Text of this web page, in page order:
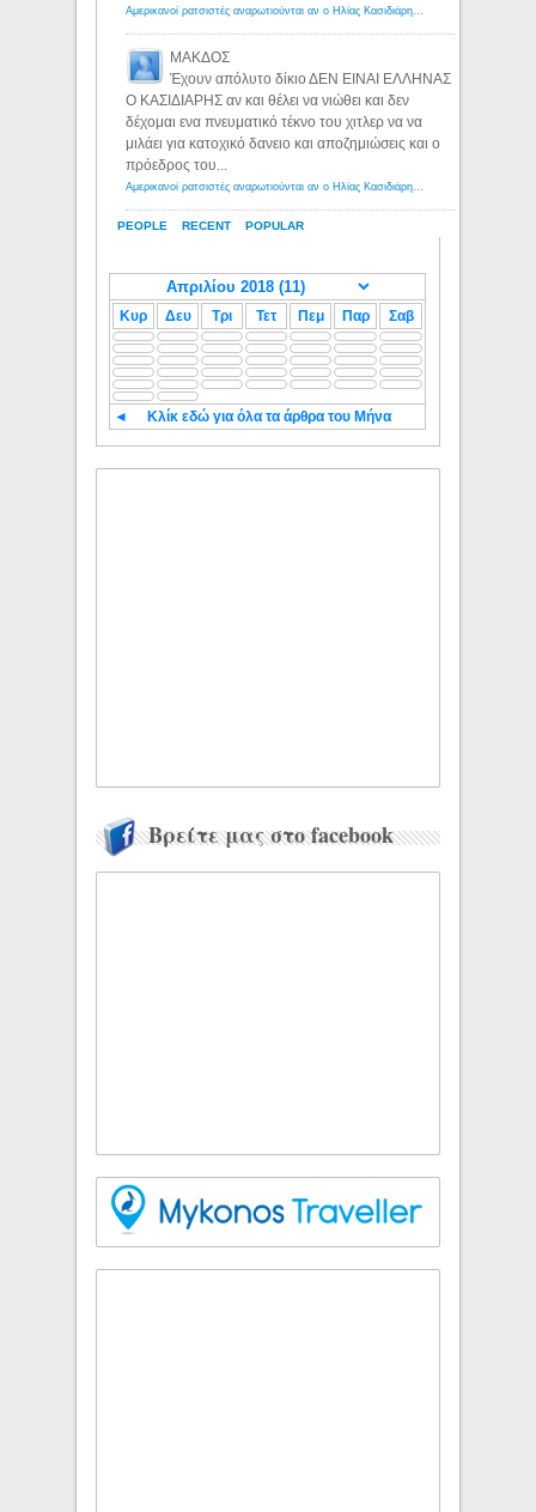
PEOPLE RECENT POPULAR
Αμερικανοί ρατσιστές αναρωτιούνται αν ο Ηλίας Κασιδιάρης ανήκει στη λευκή φυλή... - Λόγιος Ερμής
ΜΑΚΔΟΣ
Έχουν απόλυτο δίκιο ΔΕΝ ΕΙΝΑΙ ΕΛΛΗΝΑΣ
Ο ΚΑΣΙΔΙΑΡΗΣ αν και θέλει να νιώθει και δεν
δέχομαι ενα πνευματικό τέκνο του χιτλερ να να
μιλάει για κατοχικό δανειο και αποζημιώσεις και ο
πρόεδρος του...
Αμερικανοί ρατσιστές αναρωτιούνται αν ο Ηλίας Κασιδιάρης ανήκει στη λευκή φυλή... - Λόγιος Ερμής
Κυρ Δευ Τρι Τετ Πεμ Παρ Σαβ
◄ Κλίκ εδώ για όλα τα άρθρα του Μήνα
Βρείτε μας στο facebook